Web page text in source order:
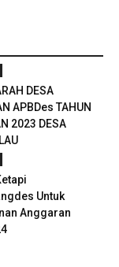
DESA
APBDes TAHUN
2023 DESA
Untuk
Anggaran